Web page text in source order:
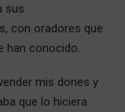
sus
con oradores que
han conocido.
mis dones y
que lo hiciera